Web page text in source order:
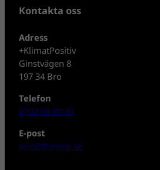
Kontakta oss
Adress
+KlimatPositiv
Ginstvägen 8
197 34 Bro
Telefon
0702-08 80 30
E-post
info@fisheco.se